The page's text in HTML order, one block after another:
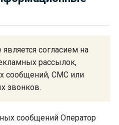
согласием на
рассылок,
сообщений, СМС или
звонков.
сообщений Оператор